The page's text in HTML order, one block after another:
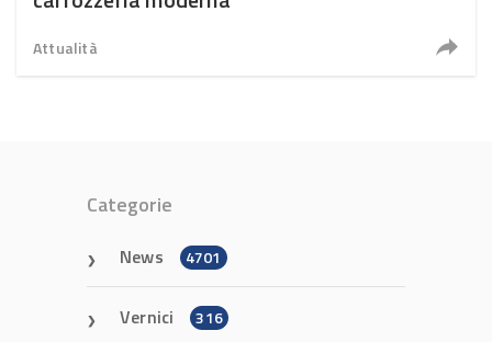
Attualità
Categorie
News 4701
Vernici 316